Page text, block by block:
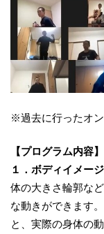
※過去に行ったオ
【プログラム内容】
１．ボディイメー
体の大きさ輪郭な
な動きができます
と、実際の身体の